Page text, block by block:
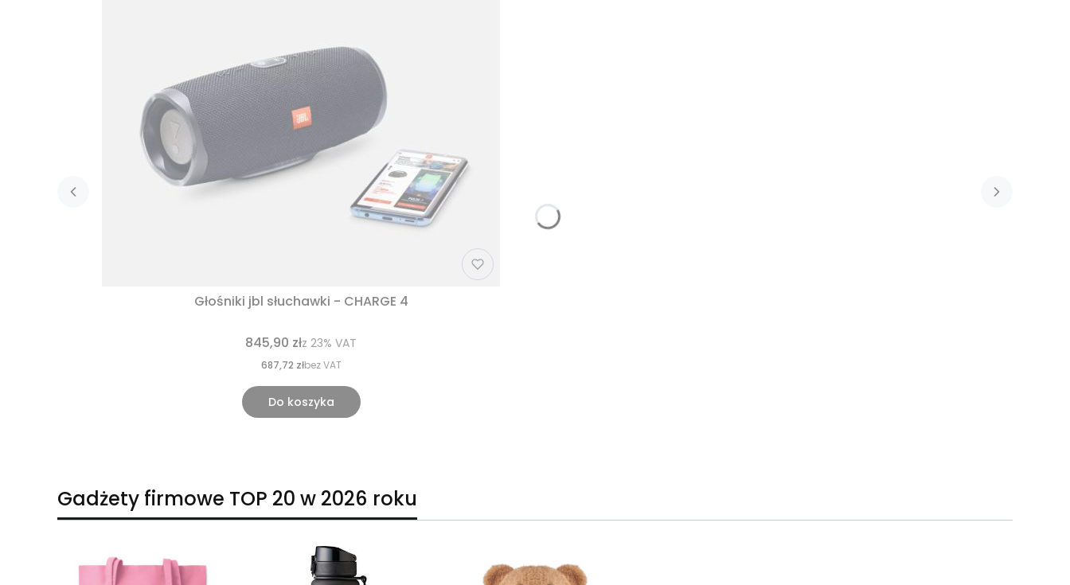
Głośniki jbl słuchawki - CHARGE 4
845,90 złz 23% VAT
687,72 złbez VAT
Do koszyka
Gadżety firmowe TOP 20 w 2026 roku